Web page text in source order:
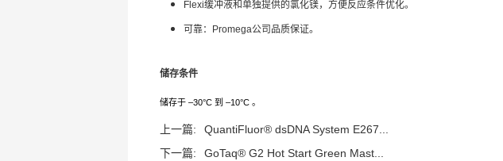
Flexi缓冲液和单独提供的氯化镁，方便反应条件优化。
可靠：Promega公司品质保证。
储存条件
储存于 –30°C 到 –10°C 。
上一篇:
QuantiFluor® dsDNA System E267...
下一篇:
GoTaq® G2 Hot Start Green Mast...